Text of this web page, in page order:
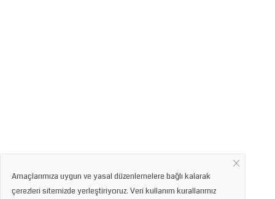
Amaçlarımıza uygun ve yasal düzenlemelere bağlı kalarak
çerezleri sitemizde yerleştiriyoruz. Veri kullanım kurallarımız